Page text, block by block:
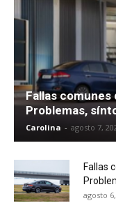
Fallas comunes
Problemas,
Carolina - agosto 7,
Fallas
agosto